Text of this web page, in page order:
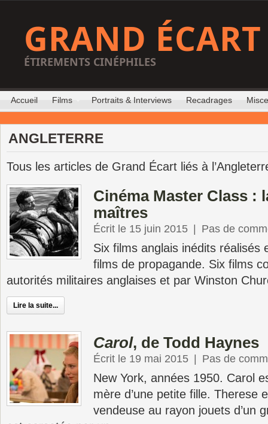
GRAND ÉCART
ÉTIREMENTS CINÉPHILES
Accueil Films Portraits & Interviews Recadrages
ANGLETERRE
Tous les articles de Grand Écart liés à
Cinéma Master Class :
maîtres
Écrit le 15 juin 2015 Pas de
Six films anglais inédits réalisés
films de propagande. Six films
autorités militaires anglaises et par Winston
Lire la suite...
Carol, de Todd Haynes
Écrit le 19 mai 2015 Pas de
New York, années 1950. Carol
mère d’une petite fille. Therese
vendeuse au rayon jouets d’un